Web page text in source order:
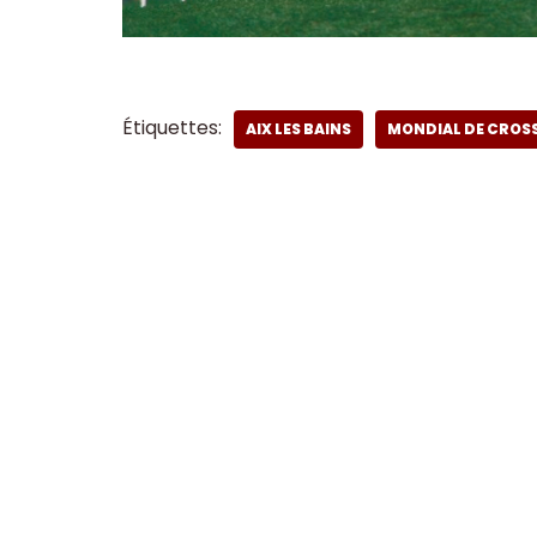
Étiquettes: AIX LES BAINS MONDIAL DE